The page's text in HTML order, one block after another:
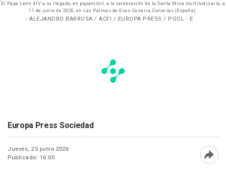
El Papa León XIV a su llegada, en papamóvil, a la celebración de la Santa Misa multitudinaria, a
11 de junio de 2026, en Las Palmas de Gran Canaria, Canarias (España).
- ALEJANDRO BARROSA / ACFI / EUROPA PRESS / POOL - E
Europa Press Sociedad
Jueves, 25 junio 2026
Publicado: 16:00